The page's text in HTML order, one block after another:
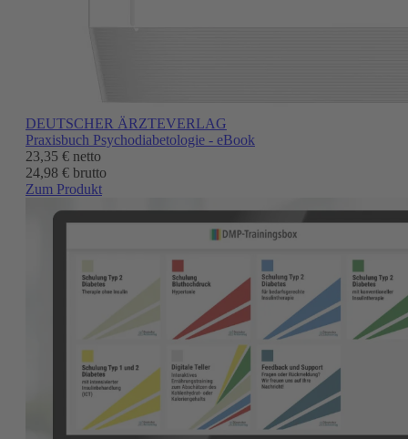
DEUTSCHER ÄRZTEVERLAG
Praxisbuch Psychodiabetologie - eBook
23,35 € netto
24,98 € brutto
Zum Produkt